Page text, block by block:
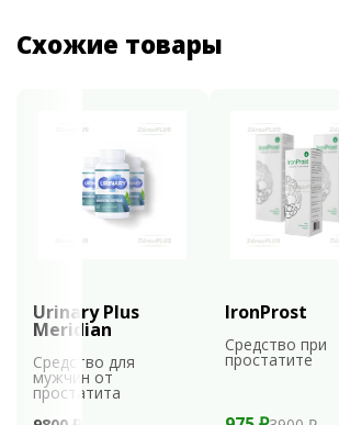
Схожие товары
Urinary Plus
Meridian
Средство для
мужчин от
простатита
IronProst
Средство при
простатите